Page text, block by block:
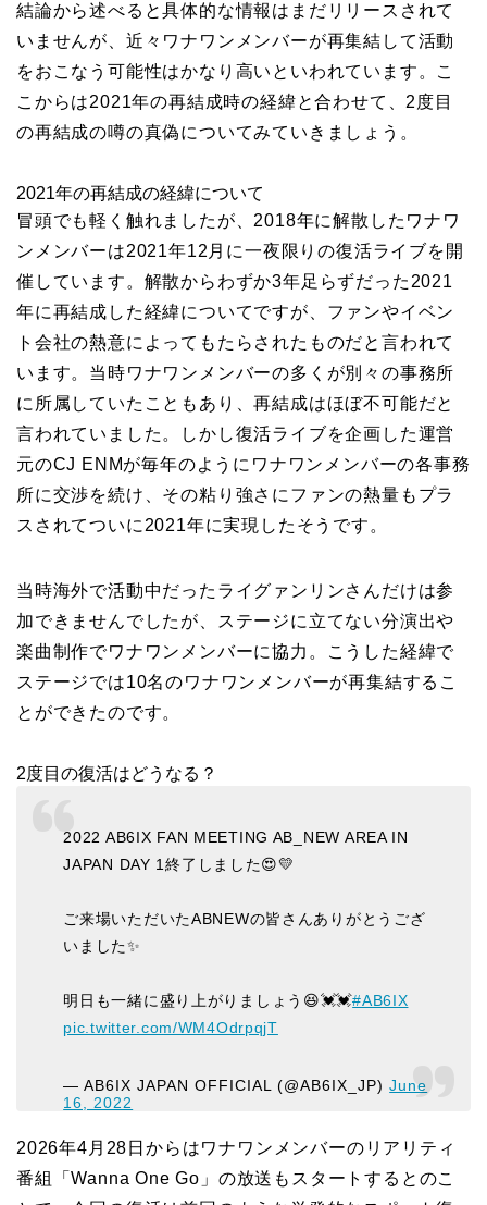
結論から述べると具体的な情報はまだリリースされて
いませんが、近々ワナワンメンバーが再集結して活動
をおこなう可能性はかなり高いといわれています。こ
こからは2021年の再結成時の経緯と合わせて、2度目
の再結成の噂の真偽についてみていきましょう。
2021年の再結成の経緯について
冒頭でも軽く触れましたが、2018年に解散したワナワ
ンメンバーは2021年12月に一夜限りの復活ライブを開
催しています。解散からわずか3年足らずだった2021
年に再結成した経緯についてですが、ファンやイベン
ト会社の熱意によってもたらされたものだと言われて
います。当時ワナワンメンバーの多くが別々の事務所
に所属していたこともあり、再結成はほぼ不可能だと
言われていました。しかし復活ライブを企画した運営
元のCJ ENMが毎年のようにワナワンメンバーの各事務
所に交渉を続け、その粘り強さにファンの熱量もプラ
スされてついに2021年に実現したそうです。
当時海外で活動中だったライグァンリンさんだけは参
加できませんでしたが、ステージに立てない分演出や
楽曲制作でワナワンメンバーに協力。こうした経緯で
ステージでは10名のワナワンメンバーが再集結するこ
とができたのです。
2度目の復活はどうなる？
2022 AB6IX FAN MEETING AB_NEW AREA IN
JAPAN DAY 1終了しました😍💛
ご来場いただいたABNEWの皆さんありがとうござ
いました✨
明日も一緒に盛り上がりましょう😆💓💓#AB6IX
pic.twitter.com/WM4OdrpqjT
— AB6IX JAPAN OFFICIAL (@AB6IX_JP)June
16, 2022
2026年4月28日からはワナワンメンバーのリアリティ
番組「Wanna One Go」の放送もスタートするとのこ